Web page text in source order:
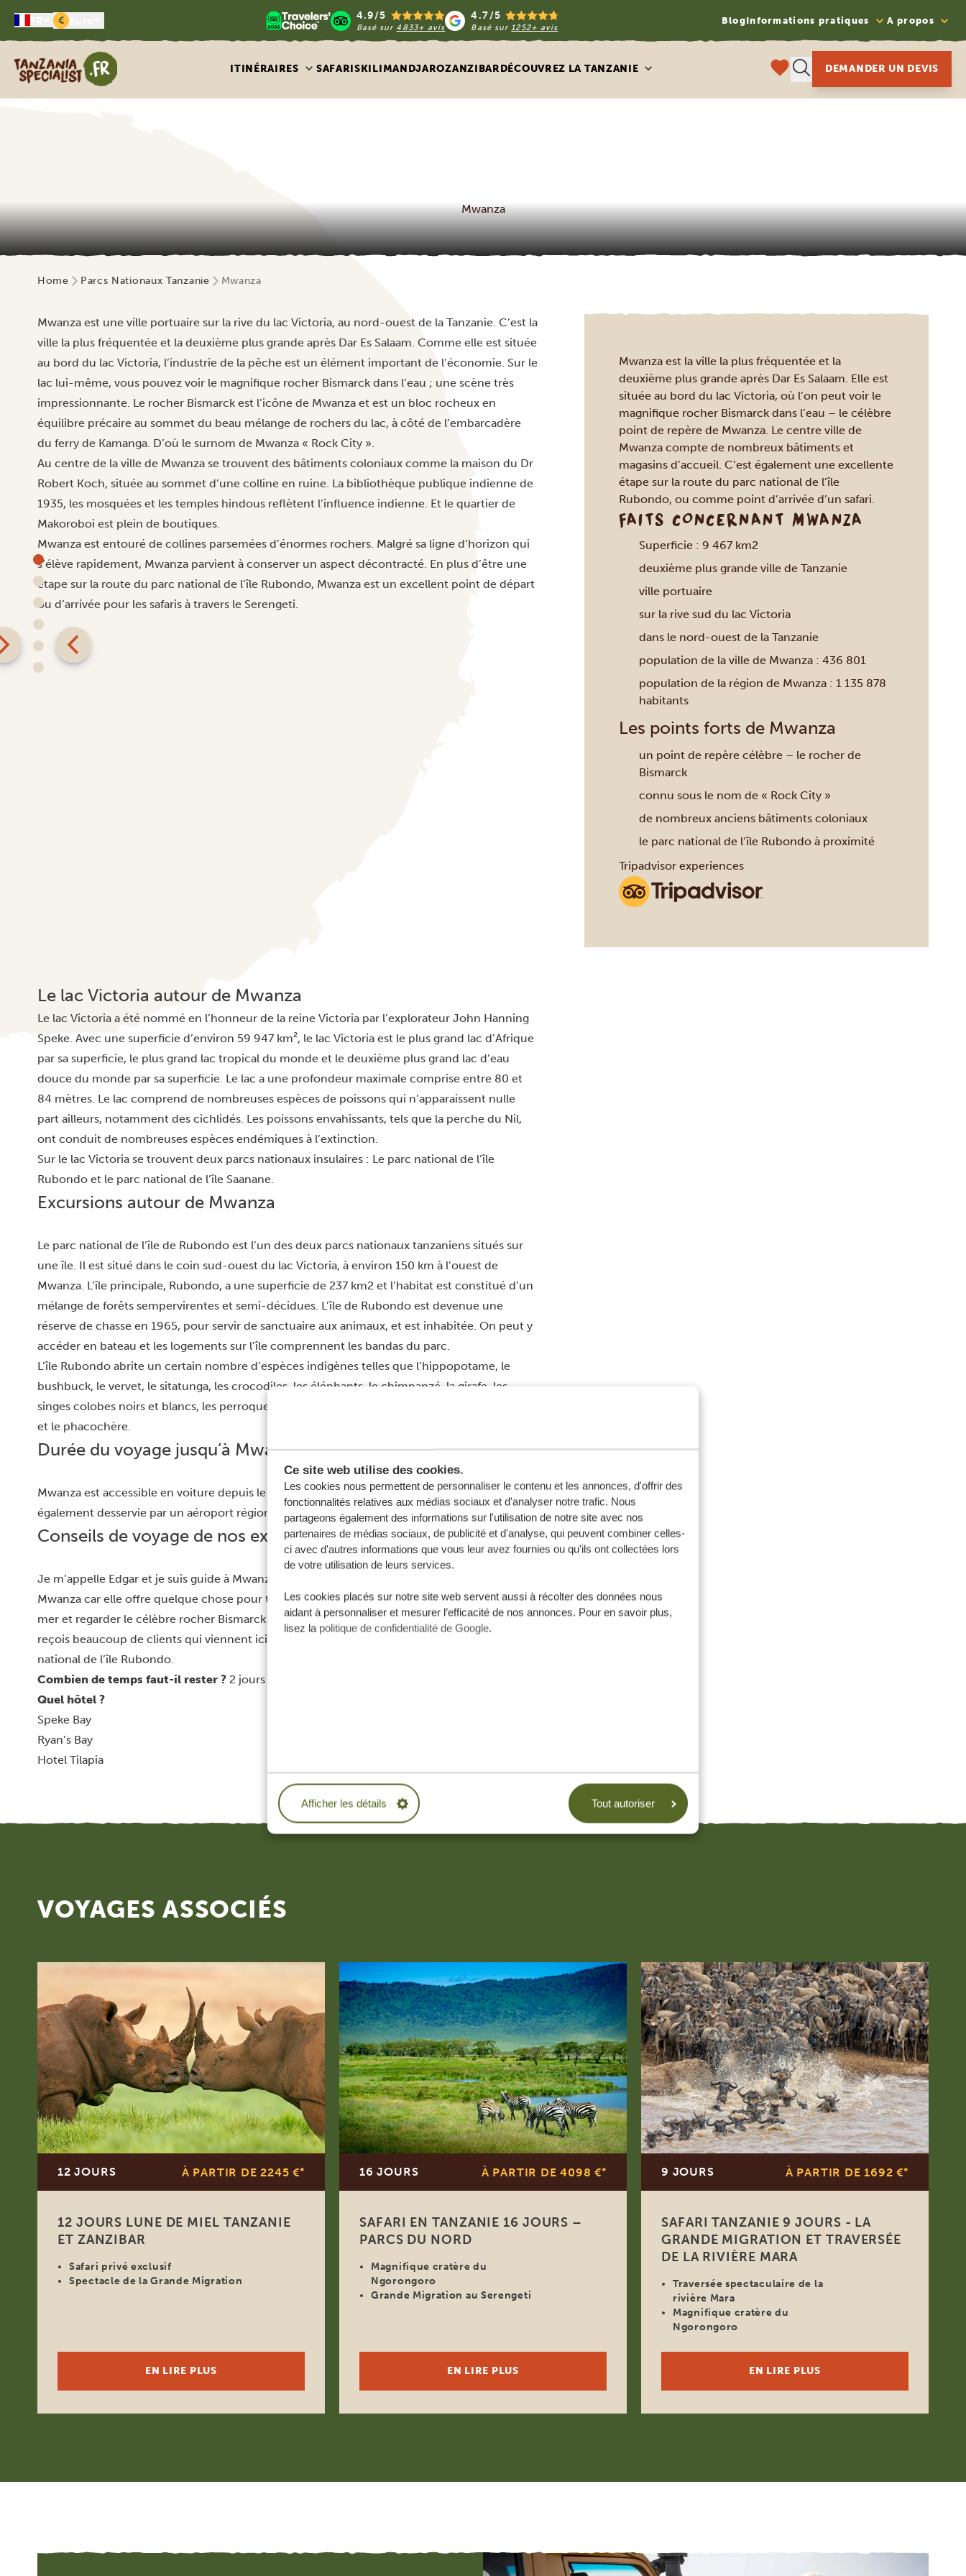
Ce site web utilise des cookies.
Les cookies nous permettent de personnaliser le contenu et les annonces, d'offrir des
fonctionnalités relatives aux médias sociaux et d'analyser notre trafic. Nous
partageons également des informations sur l'utilisation de notre site avec nos
partenaires de médias sociaux, de publicité et d'analyse, qui peuvent combiner celles-
ci avec d'autres informations que vous leur avez fournies ou qu'ils ont collectées lors
de votre utilisation de leurs services.
Les cookies placés sur notre site web servent aussi à récolter des données nous
aidant à personnaliser et mesurer l’efficacité de nos annonces. Pour en savoir plus,
lisez la politique de confidentialité de Google.
Afficher les détails Tout autoriser
€ 4.9/5
Basé sur 4833+ avis
4.7/5
Basé sur1252+ avis
BlogInformations pratiques A propos
Tanzania Specialist
ITINÉRAIRES SAFARISKILIMANDJAROZANZIBARDÉCOUVREZ LA TANZANIE DEMANDER UN DEVIS
Mwanza
Home Parcs Nationaux Tanzanie Mwanza
Mwanza est une ville portuaire sur la rive du lac Victoria, au nord-ouest de la Tanzanie. C’est la
ville la plus fréquentée et la deuxième plus grande après Dar Es Salaam. Comme elle est située
au bord du lac Victoria, l’industrie de la pêche est un élément important de l’économie. Sur le
lac lui-même, vous pouvez voir le magnifique rocher Bismarck dans l’eau ; une scène très
impressionnante. Le rocher Bismarck est l’icône de Mwanza et est un bloc rocheux en
équilibre précaire au sommet du beau mélange de rochers du lac, à côté de l’embarcadère
du ferry de Kamanga. D’où le surnom de Mwanza « Rock City ».
Au centre de la ville de Mwanza se trouvent des bâtiments coloniaux comme la maison du Dr
Robert Koch, située au sommet d’une colline en ruine. La bibliothèque publique indienne de
1935, les mosquées et les temples hindous reflètent l’influence indienne. Et le quartier de
Makoroboi est plein de boutiques.
Mwanza est entouré de collines parsemées d’énormes rochers. Malgré sa ligne d’horizon qui
s’élève rapidement, Mwanza parvient à conserver un aspect décontracté. En plus d’être une
étape sur la route du parc national de l’île Rubondo, Mwanza est un excellent point de départ
ou d’arrivée pour les safaris à travers le Serengeti.
Le lac Victoria autour de Mwanza
Le lac Victoria a été nommé en l’honneur de la reine Victoria par l’explorateur John Hanning
Speke. Avec une superficie d’environ 59 947 km², le lac Victoria est le plus grand lac d’Afrique
par sa superficie, le plus grand lac tropical du monde et le deuxième plus grand lac d’eau
douce du monde par sa superficie. Le lac a une profondeur maximale comprise entre 80 et
84 mètres. Le lac comprend de nombreuses espèces de poissons qui n’apparaissent nulle
part ailleurs, notamment des cichlidés. Les poissons envahissants, tels que la perche du Nil,
ont conduit de nombreuses espèces endémiques à l’extinction.
Sur le lac Victoria se trouvent deux parcs nationaux insulaires : Le parc national de l’île
Rubondo et le parc national de l’île Saanane.
Excursions autour de Mwanza
Le parc national de l’île de Rubondo est l’un des deux parcs nationaux tanzaniens situés sur
une île. Il est situé dans le coin sud-ouest du lac Victoria, à environ 150 km à l’ouest de
Mwanza. L’île principale, Rubondo, a une superficie de 237 km2 et l’habitat est constitué d’un
mélange de forêts sempervirentes et semi-décidues. L’île de Rubondo est devenue une
réserve de chasse en 1965, pour servir de sanctuaire aux animaux, et est inhabitée. On peut y
accéder en bateau et les logements sur l’île comprennent les bandas du parc.
L’île Rubondo abrite un certain nombre d’espèces indigènes telles que l’hippopotame, le
bushbuck, le vervet, le sitatunga, les crocodiles, les éléphants, le chimpanzé, la girafe, les
singes colobes noirs et blancs, les perroquets suni et gris, les buffles, le potamochère, l’hyrax
et le phacochère.
Durée du voyage jusqu’à Mwanza
Mwanza est accessible en voiture depuis le parc national du Serengeti en 5 heures. Elle est
également desservie par un aéroport régional.
Conseils de voyage de nos experts sur Mwanza
Je m’appelle Edgar et je suis guide à Mwanza depuis 11 ans. Nous apprécions vraiment
Mwanza car elle offre quelque chose pour tous les goûts. On peut se détendre sur le front de
mer et regarder le célèbre rocher Bismarck ou faire une excursion dans la vieille ville. Je
reçois beaucoup de clients qui viennent ici après le safari et certains continuent au parc
national de l’île Rubondo.
Combien de temps faut-il rester ? 2 jours est le mieux pour voir la ville
Quel hôtel ?
Speke Bay
Ryan’s Bay
Hotel Tilapia
Mwanza est la ville la plus fréquentée et la
deuxième plus grande après Dar Es Salaam. Elle est
située au bord du lac Victoria, où l’on peut voir le
magnifique rocher Bismarck dans l’eau – le célèbre
point de repère de Mwanza. Le centre ville de
Mwanza compte de nombreux bâtiments et
magasins d’accueil. C’est également une excellente
étape sur la route du parc national de l’île
Rubondo, ou comme point d’arrivée d’un safari.
FAITS CONCERNANT MWANZA
Superficie : 9 467 km2
deuxième plus grande ville de Tanzanie
ville portuaire
sur la rive sud du lac Victoria
dans le nord-ouest de la Tanzanie
population de la ville de Mwanza : 436 801
population de la région de Mwanza : 1 135 878
habitants
Les points forts de Mwanza
un point de repère célèbre – le rocher de
Bismarck
connu sous le nom de « Rock City »
de nombreux anciens bâtiments coloniaux
le parc national de l’île Rubondo à proximité
Tripadvisor experiences
VOYAGES ASSOCIÉS
12 JOURS À PARTIR DE 2245 €*
12 JOURS LUNE DE MIEL TANZANIE
ET ZANZIBAR
Safari privé exclusif
Spectacle de la Grande Migration
EN LIRE PLUS
16 JOURS À PARTIR DE 4098 €*
SAFARI EN TANZANIE 16 JOURS –
PARCS DU NORD
Magnifique cratère du
Ngorongoro
Grande Migration au Serengeti
EN LIRE PLUS
9 JOURS À PARTIR DE 1692 €*
SAFARI TANZANIE 9 JOURS - LA
GRANDE MIGRATION ET TRAVERSÉE
DE LA RIVIÈRE MARA
Traversée spectaculaire de la
rivière Mara
Magnifique cratère du
Ngorongoro
EN LIRE PLUS